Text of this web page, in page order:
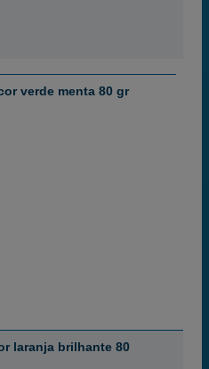
verde menta 80 gr
laranja brilhante 80